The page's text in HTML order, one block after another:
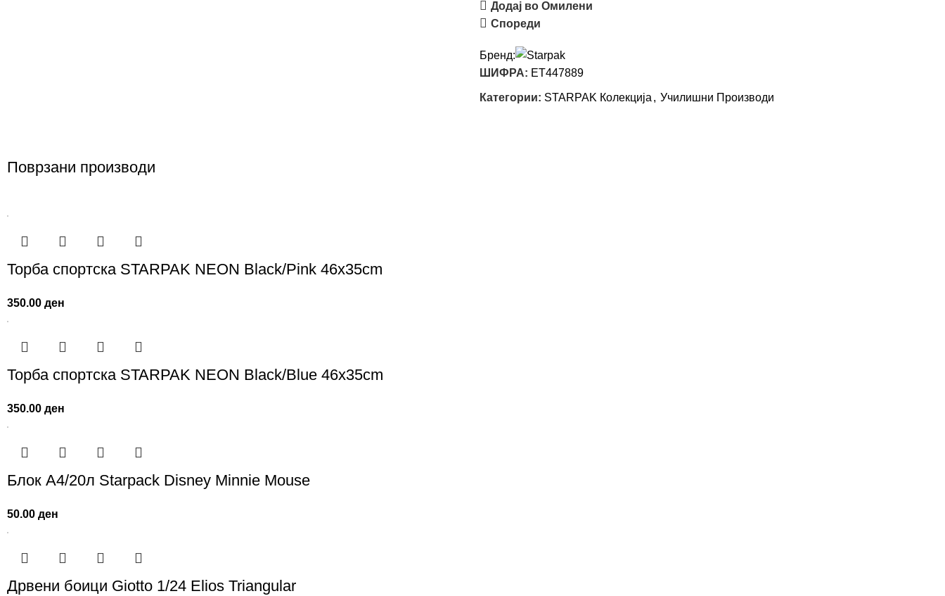
Додај во Омилени
Спореди
Бренд:
ШИФРА: ET447889
Категории: STARPAK Колекција , Училишни Производи
Поврзани производи
Торба спортска STARPAK NEON Black/Pink 46х35cm
350.00ден
Торба спортска STARPAK NEON Black/Blue 46х35cm
350.00ден
Блок А4/20л Starpack Disney Minnie Mouse
50.00ден
Дрвени боици Giotto 1/24 Elios Triangular